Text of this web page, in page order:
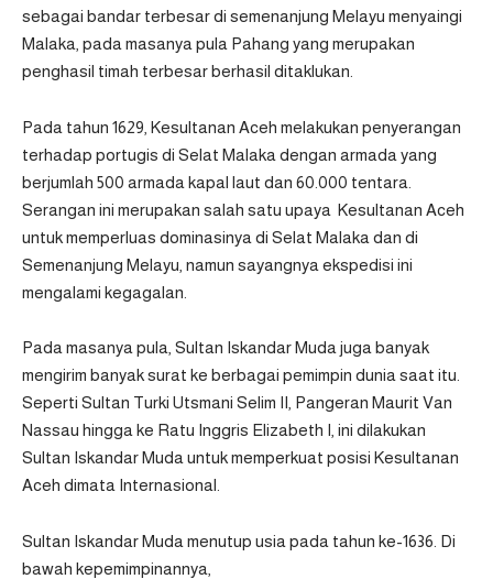
sebagai bandar terbesar di semenanjung Melayu menyaingi
Malaka, pada masanya pula Pahang yang merupakan
penghasil timah terbesar berhasil ditaklukan.
Pada tahun 1629, Kesultanan Aceh melakukan penyerangan
terhadap portugis di Selat Malaka dengan armada yang
berjumlah 500 armada kapal laut dan 60.000 tentara.
Serangan ini merupakan salah satu upaya Kesultanan Aceh
untuk memperluas dominasinya di Selat Malaka dan di
Semenanjung Melayu, namun sayangnya ekspedisi ini
mengalami kegagalan.
Pada masanya pula, Sultan Iskandar Muda juga banyak
mengirim banyak surat ke berbagai pemimpin dunia saat itu.
Seperti Sultan Turki Utsmani Selim II, Pangeran Maurit Van
Nassau hingga ke Ratu Inggris Elizabeth I, ini dilakukan
Sultan Iskandar Muda untuk memperkuat posisi Kesultanan
Aceh dimata Internasional.
Sultan Iskandar Muda menutup usia pada tahun ke-1636. Di
bawah kepemimpinannya,